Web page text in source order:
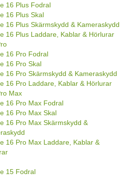
16 Plus Fodral
16 Plus Skal
16 Plus Skärmskydd & Kameraskydd
16 Plus Laddare, Kablar & Hörlurar
16 Pro Fodral
16 Pro Skal
16 Pro Skärmskydd & Kameraskydd
16 Pro Laddare, Kablar & Hörlurar
Max
16 Pro Max Fodral
16 Pro Max Skal
16 Pro Max Skärmskydd &
16 Pro Max Laddare, Kablar &
15 Fodral